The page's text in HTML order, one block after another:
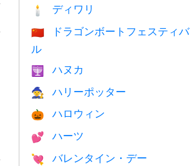
🕯 ディワリ
🇨🇳
ドラゴンボートフェスティバ
ル
🕎 ハヌカ
🧙 ハリーポッター
🎃 ハロウィン
💕 ハーツ
💘 バレンタイン・デー